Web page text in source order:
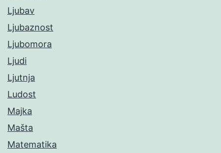
Ljubav
Ljubaznost
Ljubomora
Ljudi
Ljutnja
Ludost
Majka
Mašta
Matematika